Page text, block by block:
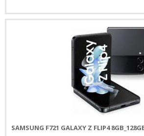
SAMSUNG F721 GALAXY Z FLIP4